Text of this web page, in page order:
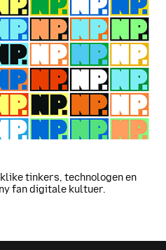
tinkers, technologen en
fan digitale kultuer.